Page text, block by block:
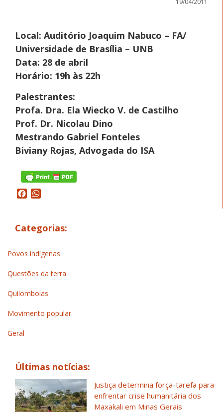
Local: Auditório Joaquim Nabuco – FA/
Universidade de Brasília – UNB
Data: 28 de abril
Horário: 19h às 22h
Palestrantes:
Profa. Dra. Ela Wiecko V. de Castilho
Prof. Dr. Nicolau Dino
Mestrando Gabriel Fonteles
Biviany Rojas, Advogada do ISA
Facebook
Categorias:
Povos indígenas
Questões da terra
Quilombolas
Movimento popular
Geral
Últimas notícias:
Justiça determina força-tarefa para
enfrentar crise humanitária dos
Maxakali em Minas Gerais